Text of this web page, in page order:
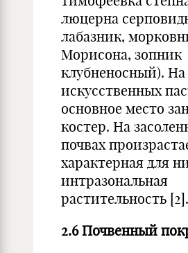
люцерна
лабазник,
Морисона, зопник
клубненосный). На
искусственных
основное место
костер. На
почвах
характерная для
интразональная
растительность [2].
2.6 Почвенный